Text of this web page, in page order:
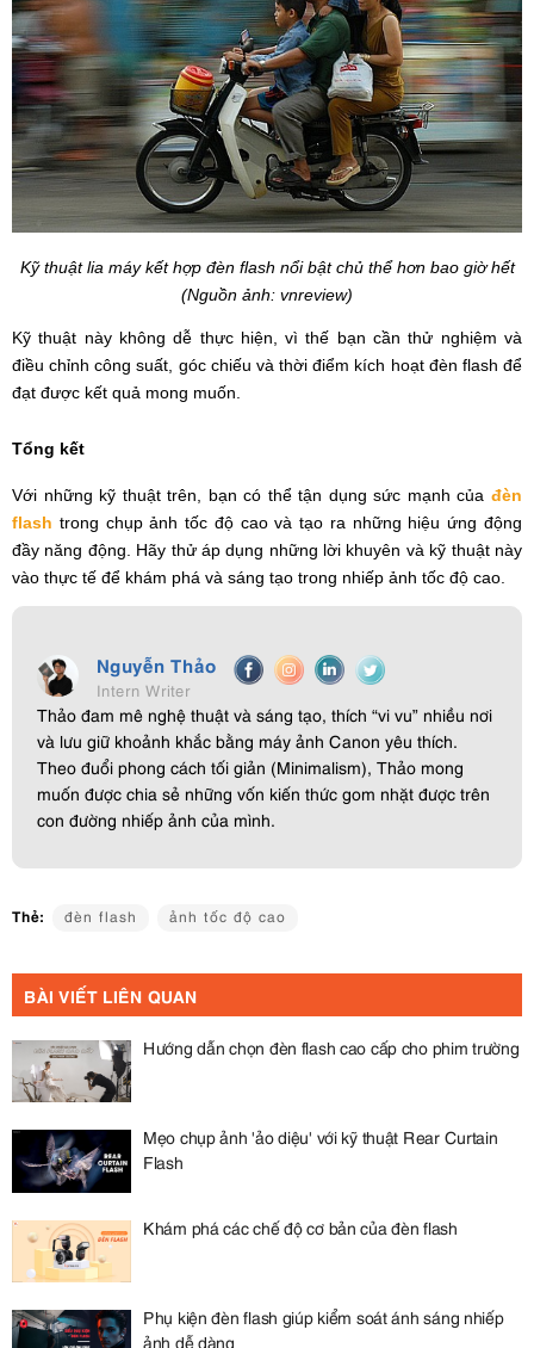
Kỹ thuật lia máy kết hợp đèn flash nổi bật chủ thể hơn bao giờ hết
(Nguồn ảnh: vnreview)
Kỹ thuật này không dễ thực hiện, vì thế bạn cần thử nghiệm và
điều chỉnh công suất, góc chiếu và thời điểm kích hoạt đèn flash để
đạt được kết quả mong muốn.
Tổng kết
Với những kỹ thuật trên, bạn có thể tận dụng sức mạnh của đèn
flash trong chụp ảnh tốc độ cao và tạo ra những hiệu ứng động
đầy năng động. Hãy thử áp dụng những lời khuyên và kỹ thuật này
vào thực tế để khám phá và sáng tạo trong nhiếp ảnh tốc độ cao.
Nguyễn Thảo
Intern Writer
Thảo đam mê nghệ thuật và sáng tạo, thích “vi vu” nhiều nơi
và lưu giữ khoảnh khắc bằng máy ảnh Canon yêu thích.
Theo đuổi phong cách tối giản (Minimalism), Thảo mong
muốn được chia sẻ những vốn kiến thức gom nhặt được trên
con đường nhiếp ảnh của mình.
Thẻ: đèn flash ảnh tốc độ cao
BÀI VIẾT LIÊN QUAN
Hướng dẫn chọn đèn flash cao cấp cho phim trường
Mẹo chụp ảnh 'ảo diệu' với kỹ thuật Rear Curtain
Flash
Khám phá các chế độ cơ bản của đèn flash
Phụ kiện đèn flash giúp kiểm soát ánh sáng nhiếp
ảnh dễ dàng